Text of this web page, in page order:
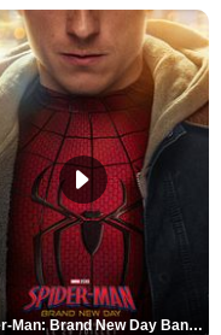
Spider-Man: Brand New Day Bande-annonce VO STFR